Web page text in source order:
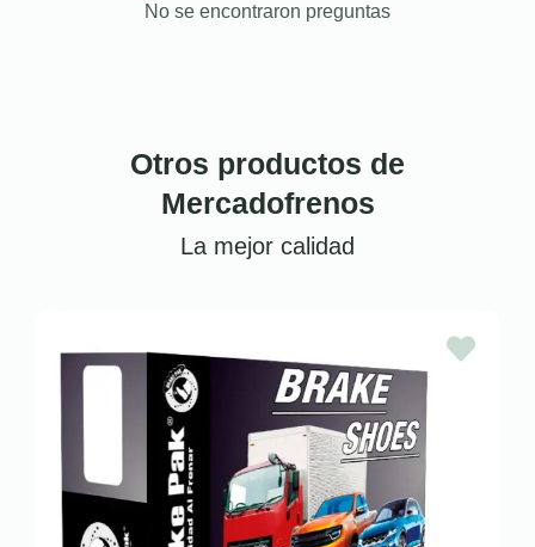
No se encontraron preguntas
Otros productos de
Mercadofrenos
La mejor calidad